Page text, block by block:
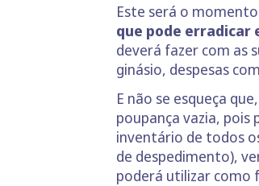
Este será o
que pode erradicar
deverá fazer com as
ginásio, despesas
E não se esqueça
poupança vazia, pois
inventário de todos
de despedimento),
poderá utilizar como